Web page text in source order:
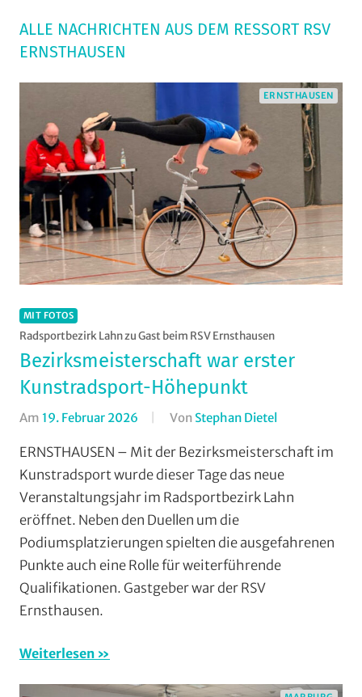
ALLE NACHRICHTEN AUS DEM RESSORT RSV
ERNSTHAUSEN
ERNSTHAUSEN
MIT FOTOS
Radsportbezirk Lahn zu Gast beim RSV Ernsthausen
Bezirksmeisterschaft war erster
Kunstradsport-Höhepunkt
Am 19. Februar 2026 Von Stephan Dietel
Halle,
Kunstradsport
Mit
Multimedia
Orte
Krofdorf-
ERNSTHAUSEN – Mit der Bezirksmeisterschaft im
Kunstradsport wurde dieser Tage das neue
Veranstaltungsjahr im Radsportbezirk Lahn
eröffnet. Neben den Duellen um die
Podiumsplatzierungen spielten die ausgefahrenen
Punkte auch eine Rolle für weiterführende
Qualifikationen. Gastgeber war der RSV
Ernsthausen.
Weiterlesen